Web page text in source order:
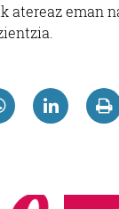
atereaz eman